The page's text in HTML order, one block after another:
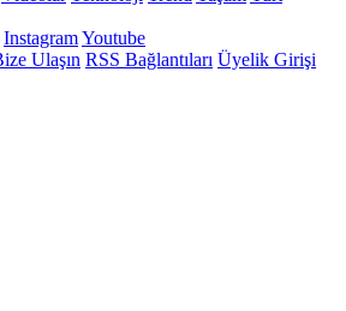
InstagramYoutube
Ulaşın RSS Bağlantıları Üyelik Girişi